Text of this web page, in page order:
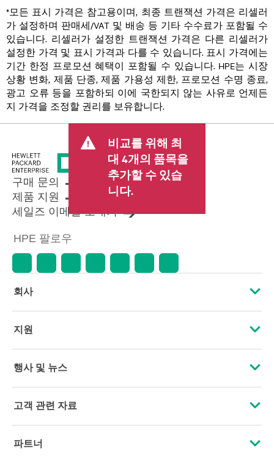
*모든 표시 가격은 참고용이며, 최종 트랜잭션 가격은 리셀러
가 설정하며 판매세/VAT 및 배송 등 기타 수수료가 포함될 수
있습니다. 리셀러가 설정한 트랜잭션 가격은 다른 리셀러가
설정한 가격 및 표시 가격과 다를 수 있습니다. 표시 가격에는
기간 한정 프로모션 혜택이 포함될 수 있습니다. HPE는 시장
상황 변화, 제품 단종, 제품 가용성 제한, 프로모션 수명 종료,
광고 오류 등을 포함하되 이에 국한되지 않는 사유로 언제든
지 가격을 조정할 권리를 보유합니다.
비교를 위해 최
대 4개의 품목을
추가할 수 있습
니다.
구매 문의
제품 지원
세일즈 이메일 보내기
HPE 팔로우
회사
HPE 소개
기업의 책임
HPE Labs
지원
운영 지원 서비스
소프트웨어 및 드라이버
행사 및 뉴스
행사
고객 관련 자료
문의하기
파트너